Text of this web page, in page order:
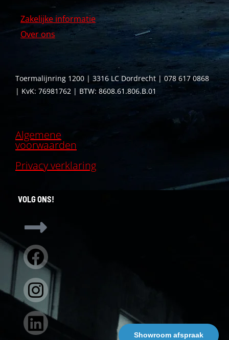
Showroom afspraak
Zakelijke informatie
Over ons
Toermalijnring 1200 | 3316 LC Dordrecht | 078 617 0868
| KvK: 76981762 | BTW: 8608.61.806.B.01
Algemene
voorwaarden
Privacy verklaring
VOLG ONS!
Facebook
Instagram
Linkedin